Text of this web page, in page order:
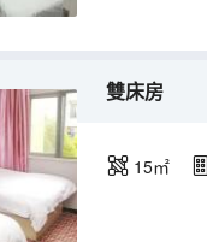
雙床房
15㎡